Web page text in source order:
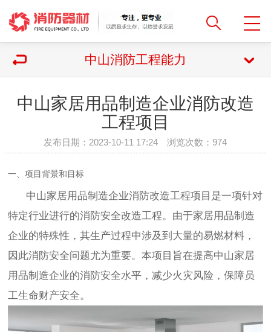
中山消防工程能力
中山家居用品制造企业消防改造
工程项目
发布日期：2023-10-11 17:24 浏览次数： 974
一、项目背景和目标
中山家居用品制造企业消防改造工程项目是一项针对
特定行业进行的消防安全改造工程。由于家居用品制造
企业的特殊性，其生产过程中涉及到大量的易燃材料，
因此消防安全问题尤为重要。本项目旨在提高中山家居
用品制造企业的消防安全水平，减少火灾风险，保障员
工生命财产安全。